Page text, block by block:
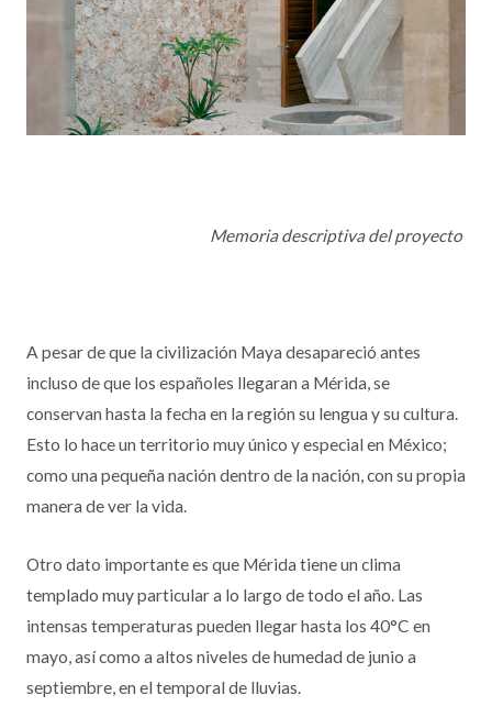
Memoria descriptiva del proyecto
A pesar de que la civilización Maya desapareció antes
incluso de que los españoles llegaran a Mérida, se
conservan hasta la fecha en la región su lengua y su cultura.
Esto lo hace un territorio muy único y especial en México;
como una pequeña nación dentro de la nación, con su propia
manera de ver la vida.
Otro dato importante es que Mérida tiene un clima
templado muy particular a lo largo de todo el año. Las
intensas temperaturas pueden llegar hasta los 40°C en
mayo, así como a altos niveles de humedad de junio a
septiembre, en el temporal de lluvias.